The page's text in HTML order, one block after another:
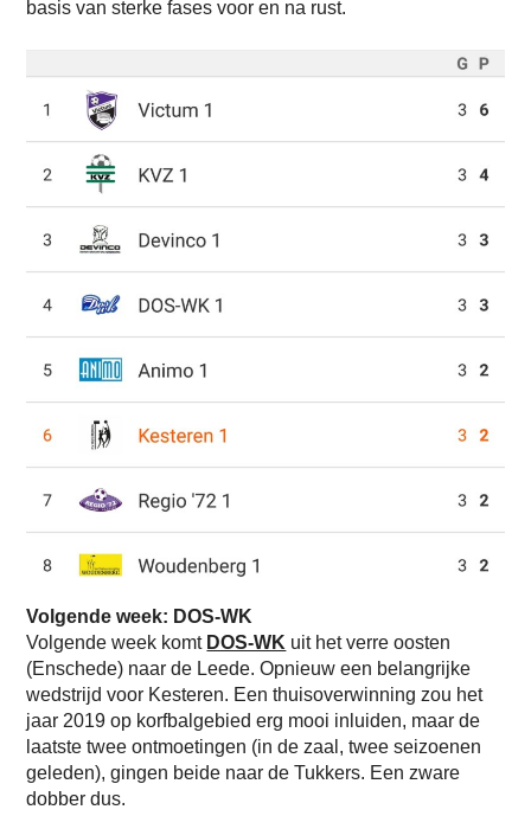
basis van sterke fases voor en na rust.
Volgende week: DOS-WK
Volgende week komt DOS-WK uit het verre oosten
(Enschede) naar de Leede. Opnieuw een belangrijke
wedstrijd voor Kesteren. Een thuisoverwinning zou het
jaar 2019 op korfbalgebied erg mooi inluiden, maar de
laatste twee ontmoetingen (in de zaal, twee seizoenen
geleden), gingen beide naar de Tukkers. Een zware
dobber dus.